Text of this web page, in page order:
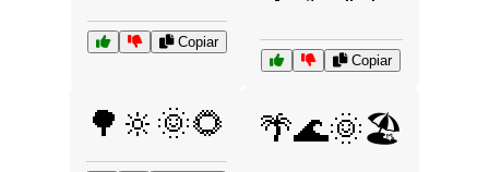
Copiar
Copiar
🌳🔆🌞🌻 🌴🌊🌞🏖️